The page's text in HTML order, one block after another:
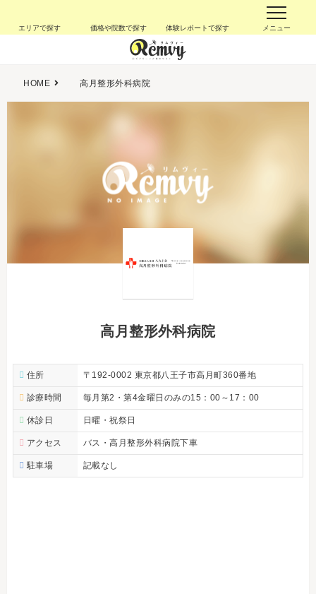
エリアで探す 価格や院数で探す 体験レポートで探す メニュー
HOME 高月整形外科病院
高月整形外科病院
住所 〒192-0002 東京都八王子市高月町360番地
診療時間 毎月第2・第4金曜日のみの15：00～17：00
休診日 日曜・祝祭日
アクセス バス・高月整形外科病院下車
駐車場 記載なし